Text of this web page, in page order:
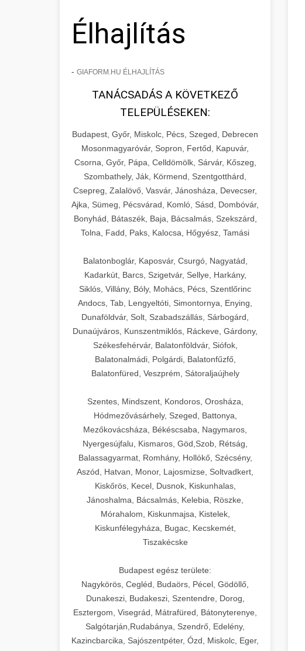
Élhajlítás
- GIAFORM.HU ÉLHAJLÍTÁS
TANÁCSADÁS A KÖVETKEZŐ
TELEPÜLÉSEKEN:
Budapest, Győr, Miskolc, Pécs, Szeged, Debrecen
Mosonmagyaróvár, Sopron, Fertőd, Kapuvár,
Csorna, Győr, Pápa, Celldömölk, Sárvár, Kőszeg,
Szombathely, Ják, Körmend, Szentgotthárd,
Csepreg, Zalalövő, Vasvár, Jánosháza, Devecser,
Ajka, Sümeg, Pécsvárad, Komló, Sásd, Dombóvár,
Bonyhád, Bátaszék, Baja, Bácsalmás, Szekszárd,
Tolna, Fadd, Paks, Kalocsa, Hőgyész, Tamási
Balatonboglár, Kaposvár, Csurgó, Nagyatád,
Kadarkút, Barcs, Szigetvár, Sellye, Harkány,
Siklós, Villány, Bóly, Mohács, Pécs, Szentlőrinc
Andocs, Tab, Lengyeltóti, Simontornya, Enying,
Dunaföldvár, Solt, Szabadszállás, Sárbogárd,
Dunaújváros, Kunszentmiklós, Ráckeve, Gárdony,
Székesfehérvár, Balatonföldvár, Siófok,
Balatonalmádi, Polgárdi, Balatonfűzfő,
Balatonfüred, Veszprém, Sátoraljaújhely
Szentes, Mindszent, Kondoros, Orosháza,
Hódmezővásárhely, Szeged, Battonya,
Mezőkovácsháza, Békéscsaba, Nagymaros,
Nyergesújfalu, Kismaros, Göd,Szob, Rétság,
Balassagyarmat, Romhány, Hollókő, Szécsény,
Aszód, Hatvan, Monor, Lajosmizse, Soltvadkert,
Kiskőrös, Kecel, Dusnok, Kiskunhalas,
Jánoshalma, Bácsalmás, Kelebia, Röszke,
Mórahalom, Kiskunmajsa, Kistelek,
Kiskunfélegyháza, Bugac, Kecskemét,
Tiszakécske
Budapest egész területe:
Nagykörös, Cegléd, Budaörs, Pécel, Gödöllő,
Dunakeszi, Budakeszi, Szentendre, Dorog,
Esztergom, Visegrád, Mátrafüred, Bátonyterenye,
Salgótarján,Rudabánya, Szendrő, Edelény,
Kazincbarcika, Sajószentpéter, Ózd, Miskolc, Eger,